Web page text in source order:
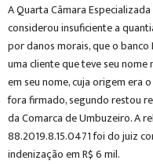
A Quarta Câmara
considerou insuficiente a
por danos morais, que o
uma cliente que teve seu
em seu nome, cuja origem era
fora firmado, segundo restou
da Comarca de Umbuzeiro.A
88.2019.8.15.0471 foi do juiz
indenização em R$ 6 mil.